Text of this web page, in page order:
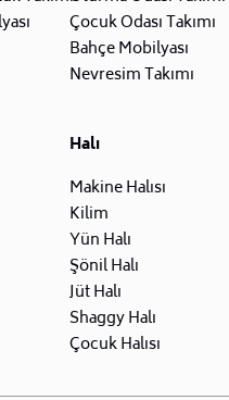
Çocuk Odası Takımı
Bahçe Mobilyası
Nevresim Takımı
Halı
Makine Halısı
Kilim
Yün Halı
Şönil Halı
Jüt Halı
Shaggy Halı
Çocuk Halısı